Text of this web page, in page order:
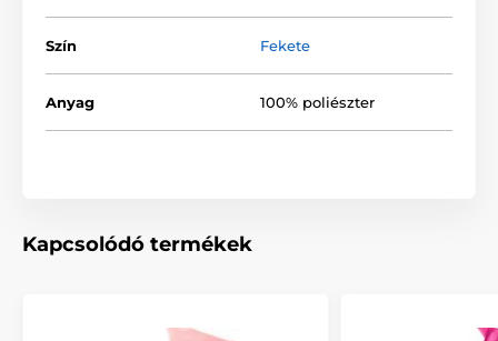
Szín Fekete
Anyag 100% poliészter
Kapcsolódó termékek